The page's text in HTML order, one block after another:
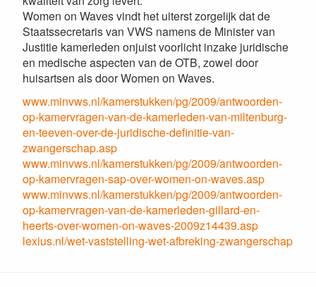
Women on Waves vindt het uiterst zorgelijk dat de
Staatssecretaris van VWS namens de Minister van
Justitie kamerleden onjuist voorlicht inzake juridische
en medische aspecten van de OTB, zowel door
huisartsen als door Women on Waves.
www.minvws.nl/kamerstukken/pg/2009/antwoorden-
op-kamervragen-van-de-kamerleden-van-miltenburg-
en-teeven-over-de-juridische-definitie-van-
zwangerschap.asp
www.minvws.nl/kamerstukken/pg/2009/antwoorden-
op-kamervragen-sap-over-women-on-waves.asp
www.minvws.nl/kamerstukken/pg/2009/antwoorden-
op-kamervragen-van-de-kamerleden-gillard-en-
heerts-over-women-on-waves-2009z14439.asp
lexius.nl/wet-vaststelling-wet-afbreking-zwangerschap